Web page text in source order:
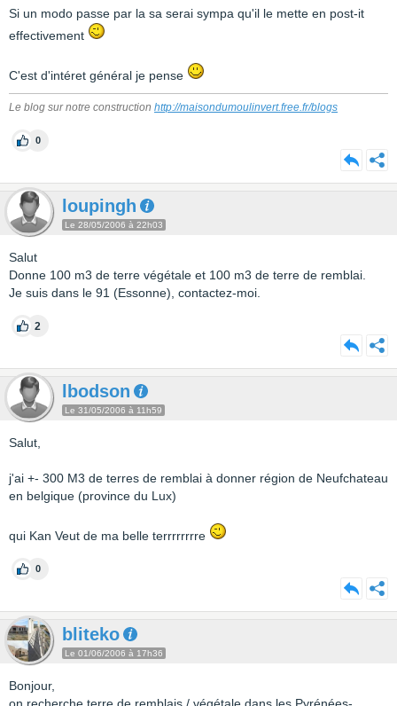
Si un modo passe par la sa serai sympa qu'il le mette en post-it
effectivement
C'est d'intéret général je pense
Le blog sur notre construction http://maisondumoulinvert.free.fr/blogs
0
loupingh
Le 28/05/2006 à 22h03
Salut
Donne 100 m3 de terre végétale et 100 m3 de terre de remblai.
Je suis dans le 91 (Essonne), contactez-moi.
2
lbodson
Le 31/05/2006 à 11h59
Salut,
j'ai +- 300 M3 de terres de remblai à donner région de Neufchateau
en belgique (province du Lux)
qui Kan Veut de ma belle terrrrrrrre
0
bliteko
Le 01/06/2006 à 17h36
Bonjour,